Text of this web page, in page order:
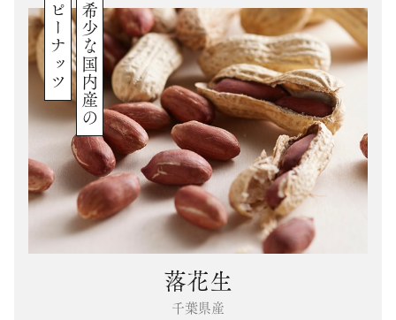
希少な国内産の
ピーナッツ
落花生
千葉県産